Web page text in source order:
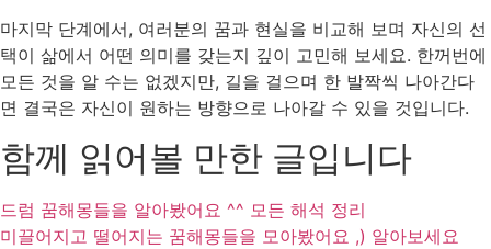
마지막 단계에서, 여러분의 꿈과 현실을 비교해 보며 자신의 선
택이 삶에서 어떤 의미를 갖는지 깊이 고민해 보세요. 한꺼번에
모든 것을 알 수는 없겠지만, 길을 걸으며 한 발짝씩 나아간다
면 결국은 자신이 원하는 방향으로 나아갈 수 있을 것입니다.
함께 읽어볼 만한 글입니다
드럼 꿈해몽들을 알아봤어요 ^^ 모든 해석 정리
미끌어지고 떨어지는 꿈해몽들을 모아봤어요 ,) 알아보세요